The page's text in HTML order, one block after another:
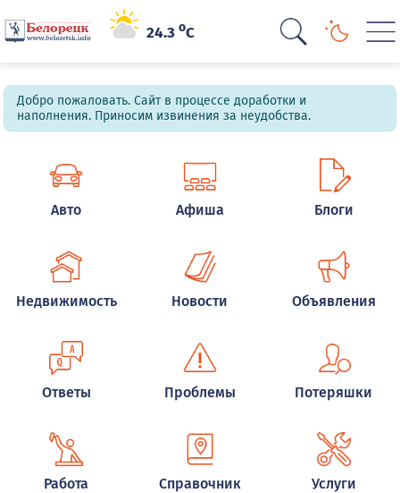
24.3oC
Добро пожаловать. Сайт в процессе доработки и
наполнения. Приносим извинения за неудобства.
Авто Афиша Блоги
Недвижимость Новости Объявления
Ответы Проблемы Потеряшки
Работа Справочник Услуги